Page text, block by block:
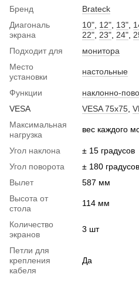
Бренд
Brateck
Диагональ
экрана
10" 12" 13"
22" 23" 24"
Подходит для
монитора
Место
установки
настольные
Функции
наклонно-
VESA
VESA 75x75
Максимальная
нагрузка
вес каждого
Угол наклона
± 15 градусов
Угол поворота
± 180 градусов
Вылет
587 мм
Высота от
стола
114 мм
Количество
экранов
3 шт
Петли для
крепления
кабеля
Да